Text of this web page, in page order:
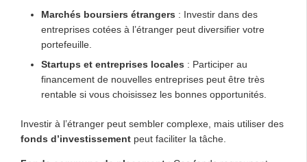
Marchés boursiers étrangers : Investir dans des
entreprises cotées à l’étranger peut diversifier votre
portefeuille.
Startups et entreprises locales : Participer au
financement de nouvelles entreprises peut être très
rentable si vous choisissez les bonnes opportunités.
Investir à l’étranger peut sembler complexe, mais utiliser des
fonds d’investissement peut faciliter la tâche.